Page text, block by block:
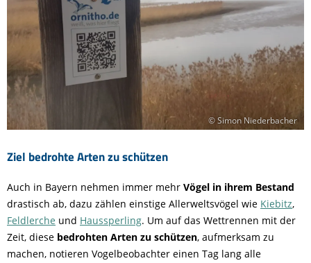
© Simon Niederbacher
Ziel bedrohte Arten zu schützen
Auch in Bayern nehmen immer mehr Vögel in ihrem Bestand
drastisch ab, dazu zählen einstige Allerweltsvögel wie Kiebitz,
Feldlerche und Haussperling. Um auf das Wettrennen mit der
Zeit, diese bedrohten Arten zu schützen, aufmerksam zu
machen, notieren Vogelbeobachter einen Tag lang alle